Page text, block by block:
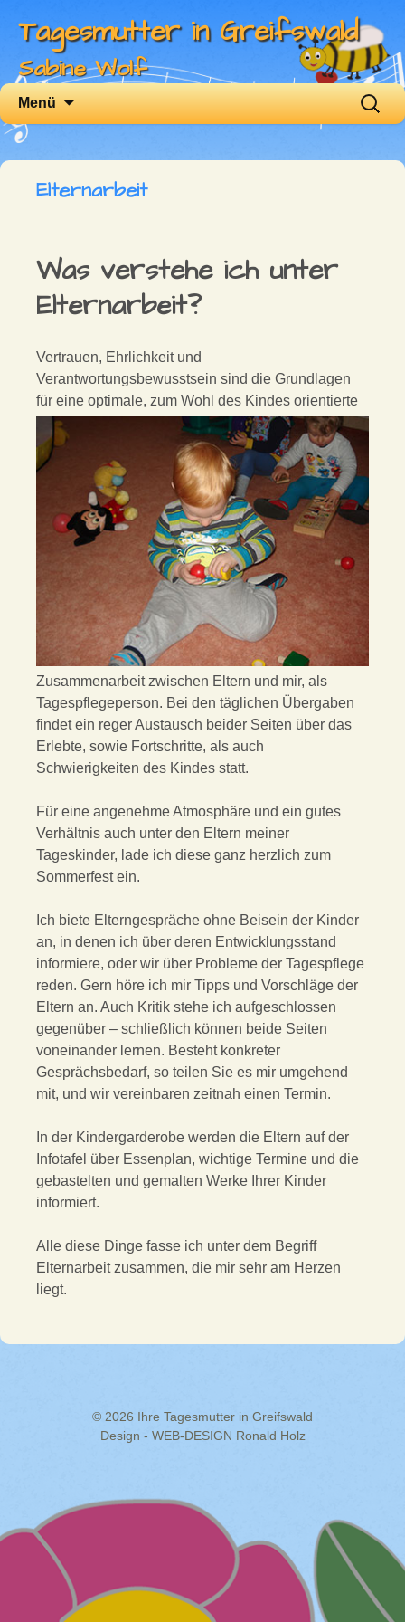
Tagesmutter in Greifswald
Sabine Wolf
Menü
Zum
Inhalt
Suchen
nach:
Elternarbeit
Was verstehe ich unter
Elternarbeit?
Vertrauen, Ehrlichkeit und
Verantwortungsbewusstsein sind die Grundlagen
für eine optimale, zum Wohl des Kindes orientierte
Zusammenarbeit zwischen Eltern und mir, als
Tagespflegeperson. Bei den täglichen Übergaben
findet ein reger Austausch beider Seiten über das
Erlebte, sowie Fortschritte, als auch
Schwierigkeiten des Kindes statt.
Für eine angenehme Atmosphäre und ein gutes
Verhältnis auch unter den Eltern meiner
Tageskinder, lade ich diese ganz herzlich zum
Sommerfest ein.
Ich biete Elterngespräche ohne Beisein der Kinder
an, in denen ich über deren Entwicklungsstand
informiere, oder wir über Probleme der Tagespflege
reden. Gern höre ich mir Tipps und Vorschläge der
Eltern an. Auch Kritik stehe ich aufgeschlossen
gegenüber – schließlich können beide Seiten
voneinander lernen. Besteht konkreter
Gesprächsbedarf, so teilen Sie es mir umgehend
mit, und wir vereinbaren zeitnah einen Termin.
In der Kindergarderobe werden die Eltern auf der
Infotafel über Essenplan, wichtige Termine und die
gebastelten und gemalten Werke Ihrer Kinder
informiert.
Alle diese Dinge fasse ich unter dem Begriff
Elternarbeit zusammen, die mir sehr am Herzen
liegt.
© 2026 Ihre Tagesmutter in Greifswald
Design - WEB-DESIGN Ronald Holz